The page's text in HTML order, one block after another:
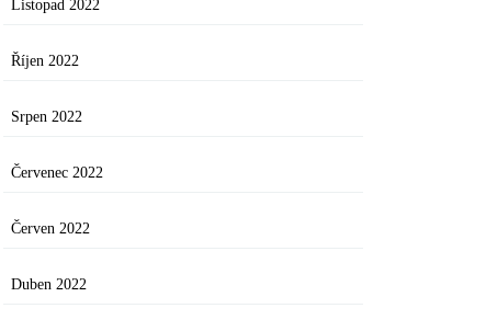
Listopad 2022
Říjen 2022
Srpen 2022
Červenec 2022
Červen 2022
Duben 2022